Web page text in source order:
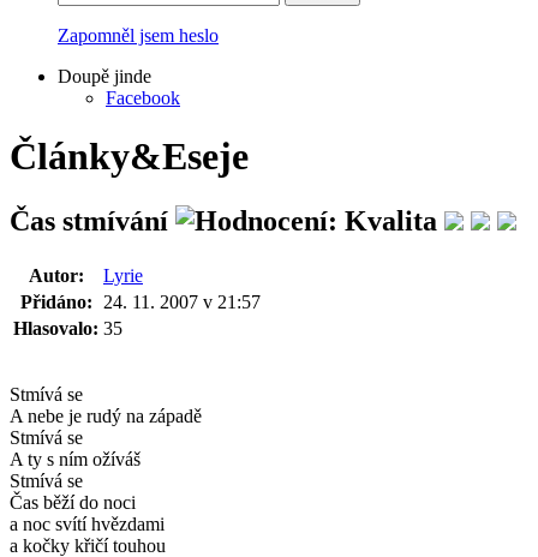
Zapomněl jsem heslo
Doupě jinde
Facebook
Články&Eseje
Čas stmívání
Autor:
Lyrie
Přidáno:
24. 11. 2007 v 21:57
Hlasovalo: 35
Stmívá se
A nebe je rudý na západě
Stmívá se
A ty s ním ožíváš
Stmívá se
Čas běží do noci
a noc svítí hvězdami
a kočky křičí touhou